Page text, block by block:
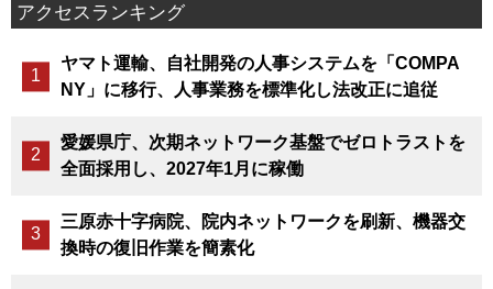
アクセスランキング
ヤマト運輸、自社開発の人事システムを「COMPA
NY」に移行、人事業務を標準化し法改正に追従
愛媛県庁、次期ネットワーク基盤でゼロトラストを
全面採用し、2027年1月に稼働
三原赤十字病院、院内ネットワークを刷新、機器交
換時の復旧作業を簡素化